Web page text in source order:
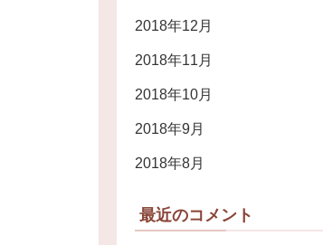
2018年12月
2018年11月
2018年10月
2018年9月
2018年8月
最近のコメント